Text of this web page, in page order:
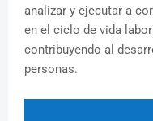
analizar y ejecutar a
en el ciclo de vida
contribuyendo al
personas.